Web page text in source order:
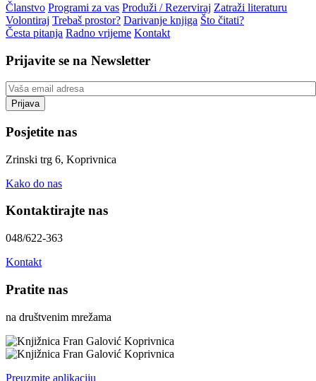
Članstvo Programi za vas Produži / Rezerviraj Zatraži literaturu
Volontiraj Trebaš prostor? Darivanje knjiga Što čitati?
Česta pitanja Radno vrijeme Kontakt
Prijavite se na Newsletter
Posjetite nas
Zrinski trg 6, Koprivnica
Kako do nas
Kontaktirajte nas
048/622-363
Kontakt
Pratite nas
na društvenim mrežama
Preuzmite aplikaciju